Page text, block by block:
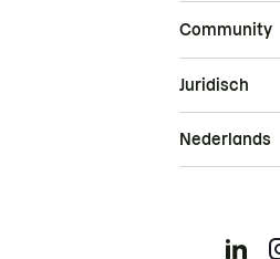
Community
Juridisch
Nederlands